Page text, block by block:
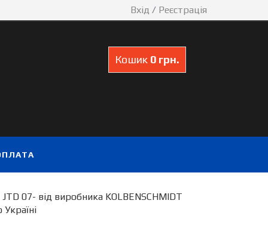
Вхід / Реєстрація
Кошик 0 грн.
07- від виробника KOLBENSCHMIDT